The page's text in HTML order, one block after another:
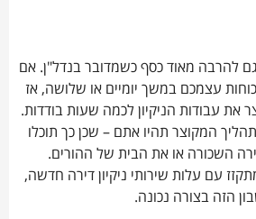
להרבה מאוד כסף כשמדובר בנדל"ן. אם
עצמכם במשך יומיים או שלושה, אז
את עבודות הניקיון לכמה שעות בודדות.
המקוצר תהיו אתם – שכן כך תוכלו
השכורה או את הבית של ההורים.
עם עלות שירותי ניקיון דירה חדשה,
הזה בצורה נכונה.